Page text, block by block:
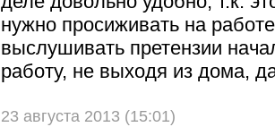
нужно просиживать на
выслушивать претензии
работу, не выходя из дома,
23 августа 2013 (15:01)